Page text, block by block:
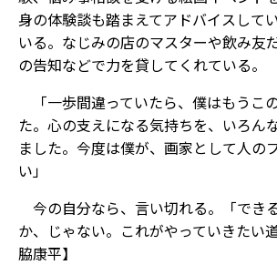
身の体験談も踏まえてアドバイスして
いる。なじみの店のマスターや飲み友
の告知などで力を貸してくれている。
「一歩間違っていたら、僕はもうこ
た。心の支えになる気持ちを、いろん
ました。今度は僕が、画家として人の
い」
今の自分なら、言い切れる。「でき
か、じゃない。これがやっていきたい
脇康平】